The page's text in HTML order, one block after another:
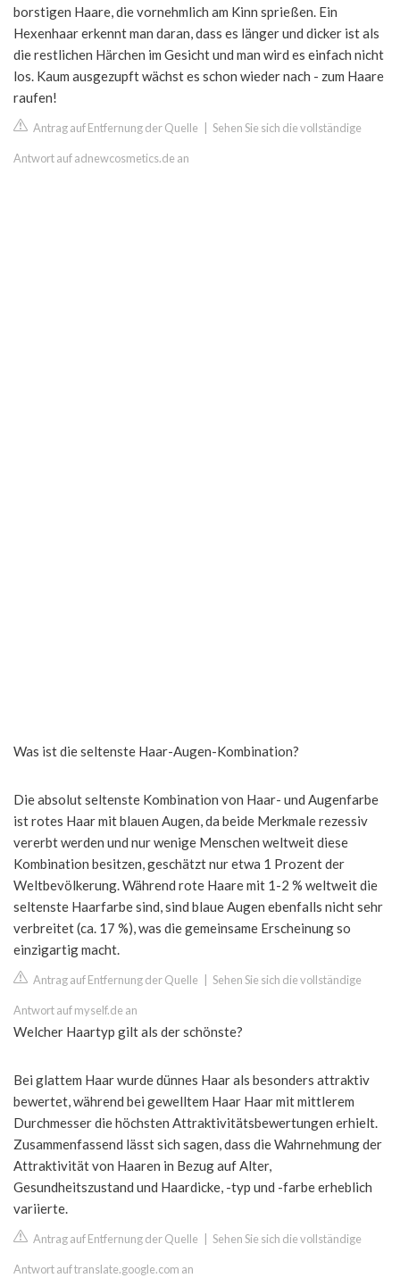
borstigen Haare, die vornehmlich am Kinn sprießen. Ein
Hexenhaar erkennt man daran, dass es länger und dicker ist als
die restlichen Härchen im Gesicht und man wird es einfach nicht
los. Kaum ausgezupft wächst es schon wieder nach - zum Haare
raufen!
Antrag auf Entfernung der Quelle Sehen Sie sich die vollständige
Antwort auf adnewcosmetics.de an
Was ist die seltenste Haar-Augen-Kombination?
Die absolut seltenste Kombination von Haar- und Augenfarbe
ist rotes Haar mit blauen Augen, da beide Merkmale rezessiv
vererbt werden und nur wenige Menschen weltweit diese
Kombination besitzen, geschätzt nur etwa 1 Prozent der
Weltbevölkerung. Während rote Haare mit 1-2 % weltweit die
seltenste Haarfarbe sind, sind blaue Augen ebenfalls nicht sehr
verbreitet (ca. 17 %), was die gemeinsame Erscheinung so
einzigartig macht.
Antrag auf Entfernung der Quelle Sehen Sie sich die vollständige
Antwort auf myself.de an
Welcher Haartyp gilt als der schönste?
Bei glattem Haar wurde dünnes Haar als besonders attraktiv
bewertet, während bei gewelltem Haar Haar mit mittlerem
Durchmesser die höchsten Attraktivitätsbewertungen erhielt.
Zusammenfassend lässt sich sagen, dass die Wahrnehmung der
Attraktivität von Haaren in Bezug auf Alter,
Gesundheitszustand und Haardicke, -typ und -farbe erheblich
variierte.
Antrag auf Entfernung der Quelle Sehen Sie sich die vollständige
Antwort auf translate.google.com an